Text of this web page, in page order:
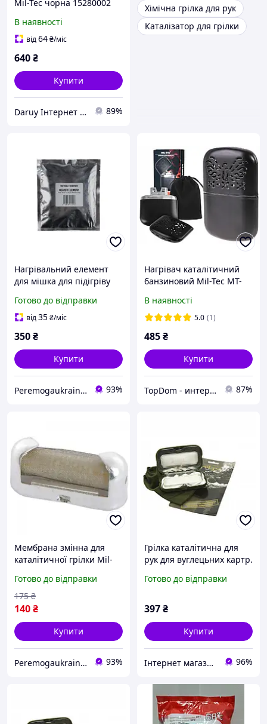
Mil-Tec чорна 15280002
В наявності
від64₴/міс
640₴
Купити
Daruy Інтернет Магазин "Туристичне спорядження" 89%
Хімічна грілка для рук
Каталізатор для грілки
Нагрівальний елемент
для мішка для підігріву
хімічний нагрівач. Mil-tec
- 16551100
Готово до відправки
від35₴/міс
350₴
Купити
Peremogaukraine.com Мілітарні товари та спорядження 93%
Нагрівач каталітичний
банзиновий Mil-Tec MT-
В наявності
5.0 (1)
485₴
Купити
TopDom - интернет магазин топовых товаров для дома и офиса 87%
Мембрана змінна для
каталітичної грілки Mil-
Готово до відправки
140₴
175 ₴
Купити
Peremogaukraine.com Мілітарні товари та спорядження 93%
Грілка каталітична для
рук для вуглецьних картр.
Готово до відправки
397₴
Купити
Інтернет магазин Постелюшка (Домашній текстиль, сумки, товари для дому та відпочинку) 96%